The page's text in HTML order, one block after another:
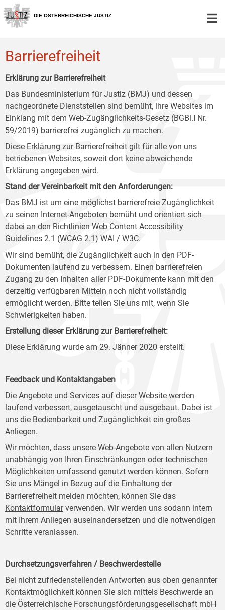
Zur
Hauptnavigation
[1]
Zum
Inhalt
[2]
Zum
Untermenü
[3]
DIE ÖSTERREICHISCHE JUSTIZ
Barrierefreiheit
Erklärung zur Barrierefreiheit
Das Bundesministerium für Justiz (BMJ) und dessen
nachgeordnete Dienststellen sind bemüht, ihre Websites im
Einklang mit dem Web-Zugänglichkeits-Gesetz (BGBl.I Nr.
59/2019) barrierefrei zugänglich zu machen.
Diese Erklärung zur Barrierefreiheit gilt für alle von uns
betriebenen Websites, soweit dort keine abweichende
Erklärung angegeben wird.
Stand der Vereinbarkeit mit den Anforderungen:
Das BMJ ist um eine möglichst barrierefreie Zugänglichkeit
zu seinen Internet-Angeboten bemüht und orientiert sich
dabei an den Richtlinien Web Content Accessibility
Guidelines 2.1 (WCAG 2.1) WAI / W3C.
Wir sind bemüht, die Zugänglichkeit auch in den PDF-
Dokumenten laufend zu verbessern. Einen barrierefreien
Zugang zu den Inhalten aller PDF-Dokumente kann mit den
derzeitig verfügbaren Mitteln noch nicht vollständig
ermöglicht werden. Bitte teilen Sie uns mit, wenn Sie
Schwierigkeiten haben.
Erstellung dieser Erklärung zur Barrierefreiheit:
Diese Erklärung wurde am 29. Jänner 2020 erstellt.
Feedback und Kontaktangaben
Die Angebote und Services auf dieser Website werden
laufend verbessert, ausgetauscht und ausgebaut. Dabei ist
uns die Bedienbarkeit und Zugänglichkeit ein großes
Anliegen.
Wir möchten, dass unsere Web-Angebote von allen Nutzern
unabhängig von Ihren Einschränkungen oder technischen
Möglichkeiten umfassend genutzt werden können. Sofern
Sie uns Mängel in Bezug auf die Einhaltung der
Barrierefreiheit melden möchten, können Sie das
Kontaktformularverwenden. Wir werden uns sodann intern
mit Ihrem Anliegen auseinandersetzen und die notwendigen
Schritte veranlassen.
Durchsetzungsverfahren / Beschwerdestelle
Bei nicht zufriedenstellenden Antworten aus oben genannter
Kontaktmöglichkeit können Sie sich mittels Beschwerde an
die Österreichische Forschungsförderungsgesellschaft mbH